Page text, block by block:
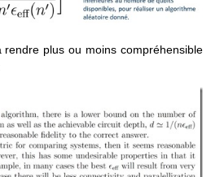
plus ou moins compréhensible